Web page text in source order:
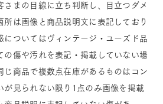
さまの目線に立ち判断し、目立つダメ
所は画像と商品説明文に表記しており
についてはヴィンテージ・ユーズド品
の傷や汚れを表記・掲載していない場
じ商品で複数点在庫があるものはコン
が見られない限り1点のみ画像を掲載